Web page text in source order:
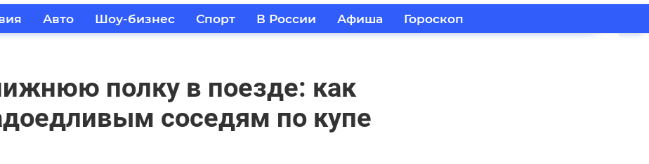
Авто Шоу-бизнес Спорт В России Афиша Гороскоп
полку в поезде: как
соседям по купе